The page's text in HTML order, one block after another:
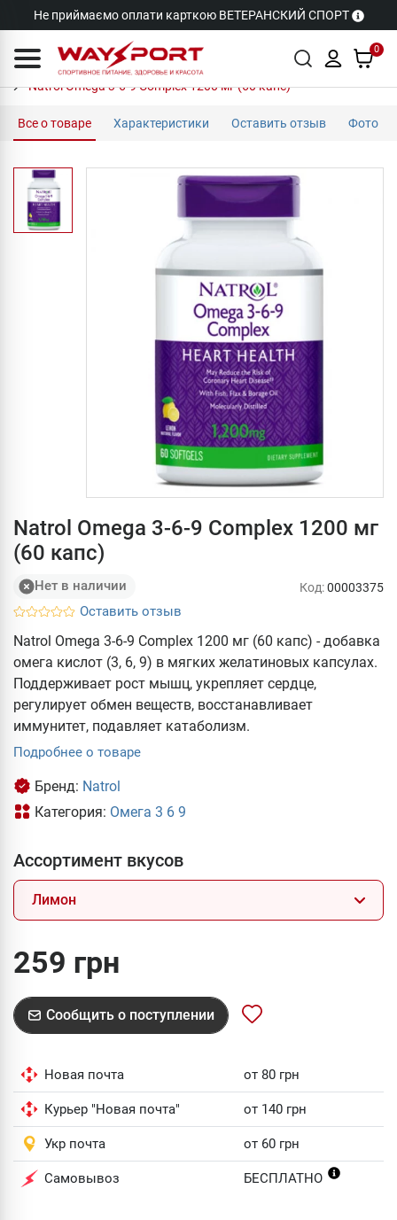
Не приймаємо оплати карткою ВЕТЕРАНСКИЙ СПОРТ
0
Natrol Omega 3-6-9 Complex 1200 мг (60 капс)
Все о товаре Характеристики Оставить отзыв Фото
Natrol Omega 3-6-9 Complex 1200 мг
(60 капс)
Нет в наличии
Оставить отзыв
Код:00003375
Natrol Omega 3-6-9 Complex 1200 мг (60 капс) - добавка
омега кислот (3, 6, 9) в мягких желатиновых капсулах.
Поддерживает рост мышц, укрепляет сердце,
регулирует обмен веществ, восстанавливает
иммунитет, подавляет катаболизм.
Подробнее о товаре
Бренд: Natrol
Категория: Омега 3 6 9
Ассортимент вкусов
Лимон
259 грн
Сообщить о поступлении
Новая почта от 80 грн
Курьер "Новая почта" от 140 грн
Укр почта от 60 грн
Самовывоз БЕСПЛАТНО